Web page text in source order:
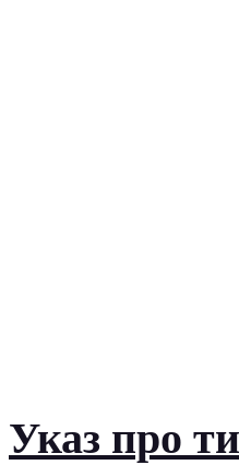
Указ про